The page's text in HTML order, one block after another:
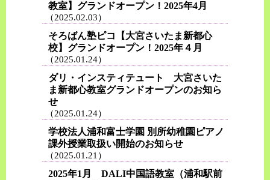
教室】グランドオープン！2025年4月
（2025.02.03）
そろばん塾ピコ【大宮さいたま新都心
校】グランドオープン！2025年４月
（2025.01.24）
ダリ・インスティテュート 大宮さいた
ま新都心教室グランドオープンのお知ら
せ
（2025.01.24）
学校法人浦和富士学園 別所幼稚園ピアノ
課外授業取扱い開始のお知らせ
（2025.01.21）
2025年1月 DALI中国語教室（浦和駅前